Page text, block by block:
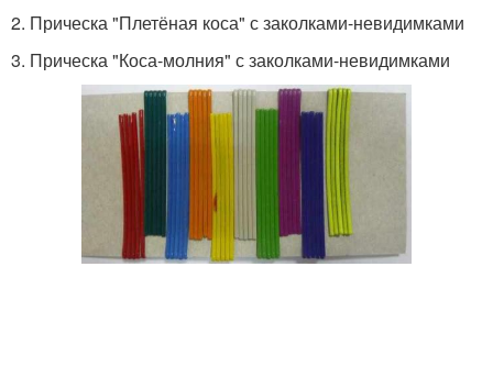
2. Прическа "Плетёная коса" с заколками-невидимками
3. Прическа "Коса-молния" с заколками-невидимками